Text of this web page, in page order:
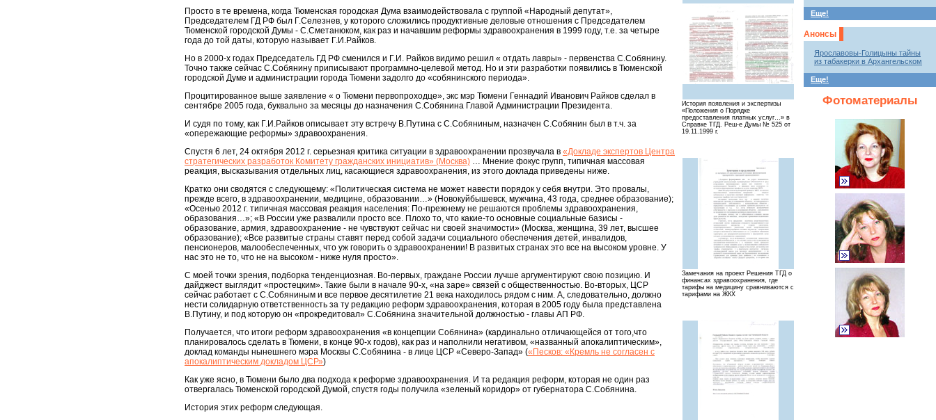
История появления и экспертизы
«Положения о Порядке
предоставления платных услуг…» в
Справке ТГД. Реш-е Думы № 525 от
19.11.1999 г.
Замечания на проект Решения ТГД о
финансах здравоохранения, где
тарифы на медицину сравниваются с
тарифами на ЖКХ
Просто в те времена, когда Тюменская городская Дума взаимодействовала с группой «Народный депутат»,
Председателем ГД РФ был Г.Селезнев, у которого сложились продуктивные деловые отношения с Председателем
Тюменской городской Думы - С.Сметанюком, как раз и начавшим реформы здравоохранения в 1999 году, т.е. за четыре
года до той даты, которую называет Г.И.Райков.
Но в 2000-х годах Председатель ГД РФ сменился и Г.И. Райков видимо решил « отдать лавры» - первенства С.Собянину.
Точно также сейчас С.Собянину приписывают программно-целевой метод. Но и эти разработки появились в Тюменской
городской Думе и администрации города Тюмени задолго до «собянинского периода».
Процитированное выше заявление « о Тюмени первопроходце», экс мэр Тюмени Геннадий Иванович Райков сделал в
сентябре 2005 года, буквально за месяцы до назначения С.Собянина Главой Администрации Президента.
И судя по тому, как Г.И.Райков описывает эту встречу В.Путина с С.Собяниным, назначен С.Собянин был в т.ч. за
«опережающие реформы» здравоохранения.
Спустя 6 лет, 24 октября 2012 г. серьезная критика ситуации в здравоохранении прозвучала в «Докладе экспертов Центра
стратегических разработок Комитету гражданских инициатив» (Москва) … Мнение фокус групп, типичная массовая
реакция, высказывания отдельных лиц, касающиеся здравоохранения, из этого доклада приведены ниже.
Кратко они сводятся с следующему: «Политическая система не может навести порядок у себя внутри. Это провалы,
прежде всего, в здравоохранении, медицине, образовании…» (Новокуйбышевск, мужчина, 43 года, среднее образование);
«Осенью 2012 г. типичная массовая реакция населения: По-прежнему не решаются проблемы здравоохранения,
образования…»; «В России уже развалили просто все. Плохо то, что какие-то основные социальные базисы -
образование, армия, здравоохранение - не чувствуют сейчас ни своей значимости» (Москва, женщина, 39 лет, высшее
образование); «Все развитые страны ставят перед собой задачи социального обеспечения детей, инвалидов,
пенсионеров, малообеспеченных, что уж говорить о здравоохранении! В развитых странах это все на высоком уровне. У
нас это не то, что не на высоком - ниже нуля просто».
С моей точки зрения, подборка тенденциозная. Во-первых, граждане России лучше аргументируют свою позицию. И
дайджест выглядит «простецким». Такие были в начале 90-х, «на заре» связей с общественностью. Во-вторых, ЦСР
сейчас работает с С.Собяниным и все первое десятилетие 21 века находилось рядом с ним. А, следовательно, должно
нести солидарную ответственность за ту редакцию реформ здравоохранения, которая в 2005 году была представлена
В.Путину, и под которую он «прокредитовал» С.Собянина значительной должностью - главы АП РФ.
Получается, что итоги реформ здравоохранения «в концепции Собянина» (кардинально отличающейся от того,что
планировалось сделать в Тюмени, в конце 90-х годов), как раз и наполнили негативом, «названный апокалиптическим»,
доклад команды нынешнего мэра Москвы С.Собянина - в лице ЦСР «Северо-Запад» («Песков: «Кремль не согласен с
апокалиптическим докладом ЦСР»)
Как уже ясно, в Тюмени было два подхода к реформе здравоохранения. И та редакция реформ, которая не один раз
отвергалась Тюменской городской Думой, спустя годы получила «зеленый коридор» от губернатора С.Собянина.
История этих реформ следующая.
Еще!
Анонсы
Ярославовы-Голицыны тайны
из табакерки в Архангельском
Еще!
Фотоматериалы